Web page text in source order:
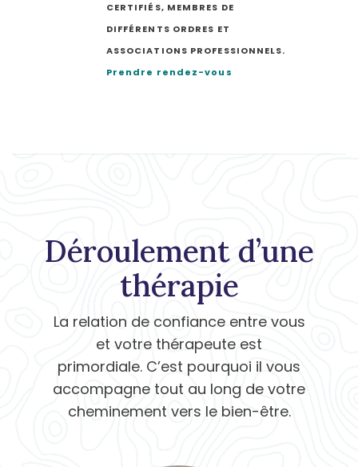
CERTIFIÉS, MEMBRES DE
DIFFÉRENTS ORDRES ET
ASSOCIATIONS PROFESSIONNELS.
Prendre rendez-vous
Déroulement d’une
thérapie
La relation de confiance entre vous
et votre thérapeute est
primordiale. C’est pourquoi il vous
accompagne tout au long de votre
cheminement vers le bien-être.